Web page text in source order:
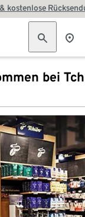
kostenlose
bei